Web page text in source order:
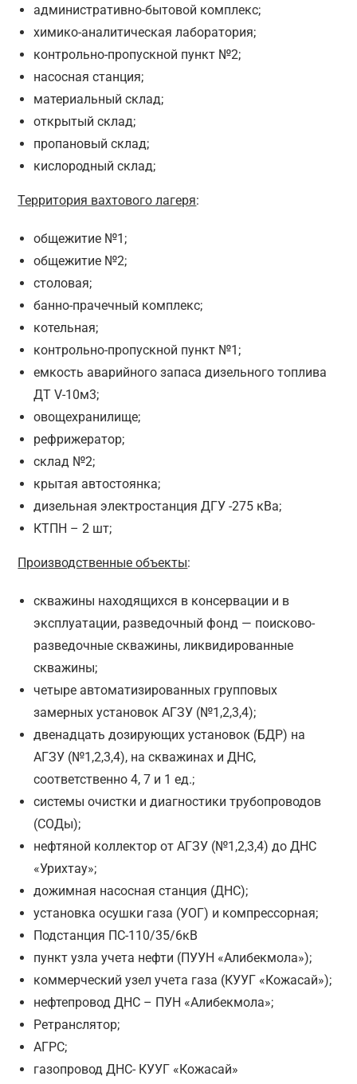
административно-бытовой комплекс;
химико-аналитическая лаборатория;
контрольно-пропускной пункт №2;
насосная станция;
материальный склад;
открытый склад;
пропановый склад;
кислородный склад;
Территория вахтового лагеря:
общежитие №1;
общежитие №2;
столовая;
банно-прачечный комплекс;
котельная;
контрольно-пропускной пункт №1;
емкость аварийного запаса дизельного топлива
ДТ V-10м3;
овощехранилище;
рефрижератор;
склад №2;
крытая автостоянка;
дизельная электростанция ДГУ -275 кВа;
КТПН – 2 шт;
Производственные объекты:
скважины находящихся в консервации и в
эксплуатации, разведочный фонд — поисково-
разведочные скважины, ликвидированные
скважины;
четыре автоматизированных групповых
замерных установок АГЗУ (№1,2,3,4);
двенадцать дозирующих установок (БДР) на
АГЗУ (№1,2,3,4), на скважинах и ДНС,
соответственно 4, 7 и 1 ед.;
системы очистки и диагностики трубопроводов
(СОДы);
нефтяной коллектор от АГЗУ (№1,2,3,4) до ДНС
«Урихтау»;
дожимная насосная станция (ДНС);
установка осушки газа (УОГ) и компрессорная;
Подстанция ПС-110/35/6кВ
пункт узла учета нефти (ПУУН «Алибекмола»);
коммерческий узел учета газа (КУУГ «Кожасай»);
нефтепровод ДНС – ПУН «Алибекмола»;
Ретранслятор;
АГРС;
газопровод ДНС- КУУГ «Кожасай»